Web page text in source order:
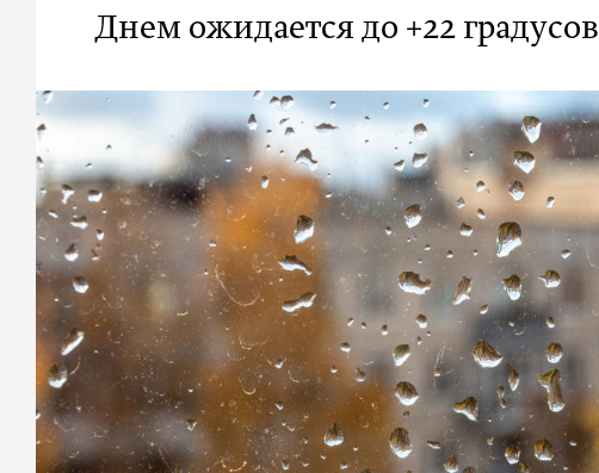
Днем ожидается до +22 градусов